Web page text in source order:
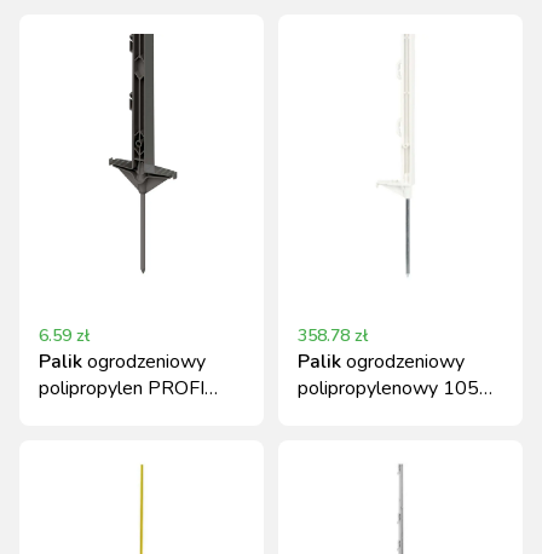
6.59 zł
Palikogrodzeniowy
polipropylen PROFI
358.78 zł
Palikogrodzeniowy
polipropylenowy 105